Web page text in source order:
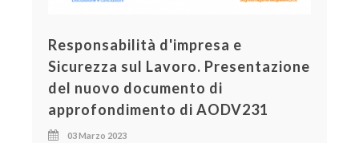
Responsabilità d'impresa e
Sicurezza sul Lavoro. Presentazione
del nuovo documento di
approfondimento di AODV231
03 Marzo 2023